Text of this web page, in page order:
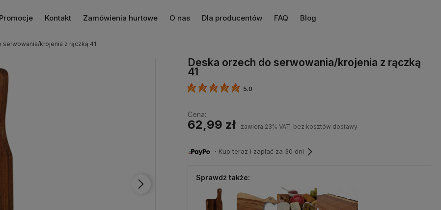
Promocje Kontakt Zamówienia hurtowe O nas Dla producentów FAQ Blog
serwowania/krojenia z rączką 41
Deska orzech do serwowania/krojenia z rączką
41
5.0
Cena:
62,99 zł zawiera 23% VAT, bez kosztów dostawy
・Kup teraz i zapłać za 30 dni
Sprawdź także: